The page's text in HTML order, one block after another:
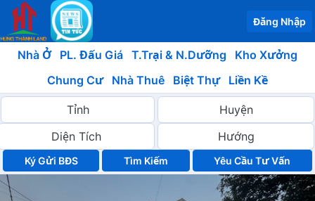
Đăng Nhập
Nhà Ở PL. Đấu Giá T.Trại & N.Dưỡng
Kho Xưởng
Chung Cư
Nhà Thuê Biệt Thự Liền Kề
Ký Gửi BĐS Yêu Cầu Tư Vấn